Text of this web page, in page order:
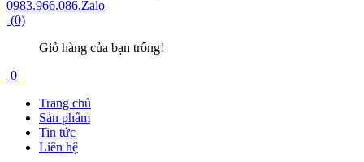
0983.966.086.Zalo
(0)
Giỏ hàng của bạn trống!
0
Trang chủ
Sản phẩm
Tin tức
Liên hệ